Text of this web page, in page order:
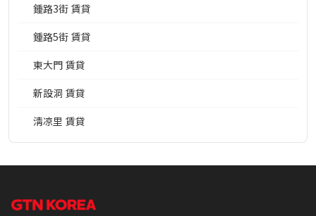
鍾路3街 賃貸
鍾路5街 賃貸
東大門 賃貸
新設洞 賃貸
淸凉里 賃貸